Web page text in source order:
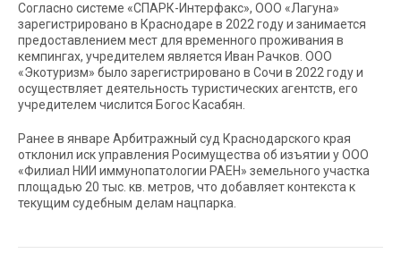
Согласно системе «СПАРК-Интерфакс», ООО «Лагуна»
зарегистрировано в Краснодаре в 2022 году и занимается
предоставлением мест для временного проживания в
кемпингах, учредителем является Иван Рачков. ООО
«Экотуризм» было зарегистрировано в Сочи в 2022 году и
осуществляет деятельность туристических агентств, его
учредителем числится Богос Касабян.
Ранее в январе Арбитражный суд Краснодарского края
отклонил иск управления Росимущества об изъятии у ООО
«Филиал НИИ иммунопатологии РАЕН» земельного участка
площадью 20 тыс. кв. метров, что добавляет контекста к
текущим судебным делам нацпарка.